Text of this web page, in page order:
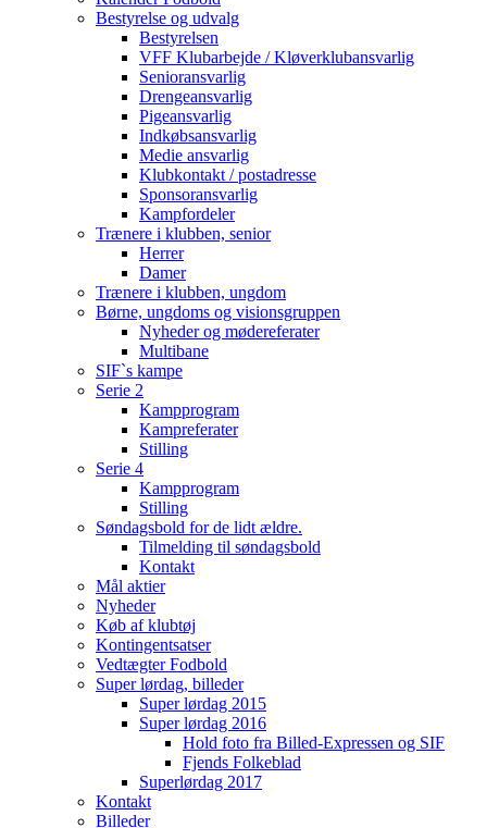
Bestyrelse og udvalg
Bestyrelsen
VFF Klubarbejde / Kløverklubansvarlig
Senioransvarlig
Drengeansvarlig
Pigeansvarlig
Indkøbsansvarlig
Medie ansvarlig
Klubkontakt / postadresse
Sponsoransvarlig
Kampfordeler
Trænere i klubben, senior
Herrer
Damer
Trænere i klubben, ungdom
Børne, ungdoms og visionsgruppen
Nyheder og mødereferater
Multibane
SIF`s kampe
Serie 2
Kampprogram
Kampreferater
Stilling
Serie 4
Kampprogram
Stilling
Søndagsbold for de lidt ældre.
Tilmelding til søndagsbold
Kontakt
Mål aktier
Nyheder
Køb af klubtøj
Kontingentsatser
Vedtægter Fodbold
Super lørdag, billeder
Super lørdag 2015
Super lørdag 2016
Hold foto fra Billed-Expressen og SIF
Fjends Folkeblad
Superlørdag 2017
Kontakt
Billeder